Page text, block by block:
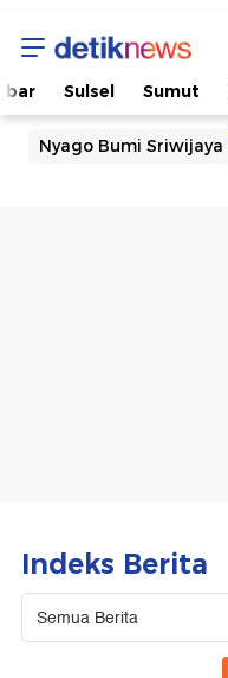
Indeks
berita
terbaru
di
indonesia
Sulsel Sumut
Nyago Bumi Sriwijaya
Indeks Berita